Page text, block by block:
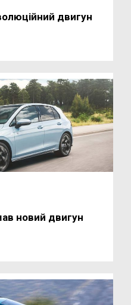
двигун
новий двигун